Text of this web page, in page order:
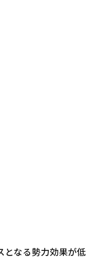
となる勢力効果が低